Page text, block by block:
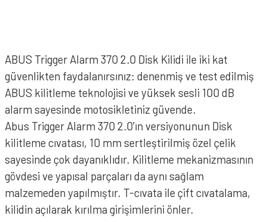
ABUS Trigger Alarm 370 2.0 Disk Kilidi ile iki kat
güvenlikten faydalanırsınız: denenmiş ve test edilmiş
ABUS kilitleme teknolojisi ve yüksek sesli 100 dB
alarm sayesinde motosikletiniz güvende.
Abus Trigger Alarm 370 2.0'ın versiyonunun Disk
kilitleme cıvatası, 10 mm sertleştirilmiş özel çelik
sayesinde çok dayanıklıdır. Kilitleme mekanizmasının
gövdesi ve yapısal parçaları da aynı sağlam
malzemeden yapılmıştır. T-cıvata ile çift cıvatalama,
kilidin açılarak kırılma girişimlerini önler.